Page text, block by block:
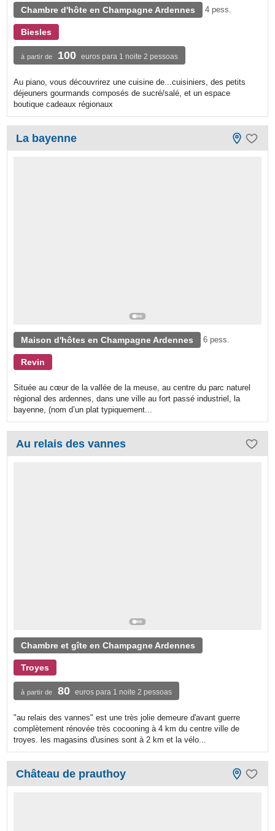
Chambre d'hôte en Champagne Ardennes 4 pess.
Biesles
à partir de 100 euros para 1 noite 2 pessoas
Au piano, vous découvrirez une cuisine de...cuisiniers, des petits
déjeuners gourmands composés de sucré/salé, et un espace
boutique cadeaux régionaux
La bayenne
Maison d'hôtes en Champagne Ardennes 6 pess.
Revin
Située au cœur de la vallée de la meuse, au centre du parc naturel
régional des ardennes, dans une ville au fort passé industriel, la
bayenne, (nom d’un plat typiquement...
Au relais des vannes
Chambre et gîte en Champagne Ardennes
Troyes
à partir de 80 euros para 1 noite 2 pessoas
"au relais des vannes" est une très jolie demeure d'avant guerre
complètement rénovée très cocooning à 4 km du centre ville de
troyes. les magasins d'usines sont à 2 km et la vélo...
Château de prauthoy